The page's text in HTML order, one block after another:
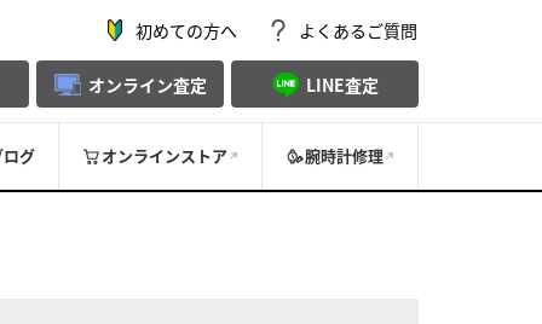
初めての方へ よくあるご質問
オンライン査定 LINE査定
ログ オンラインストア 腕時計修理